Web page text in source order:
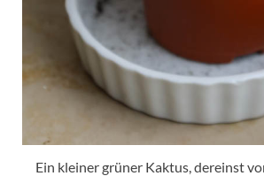
Ein kleiner grüner Kaktus, dereinst